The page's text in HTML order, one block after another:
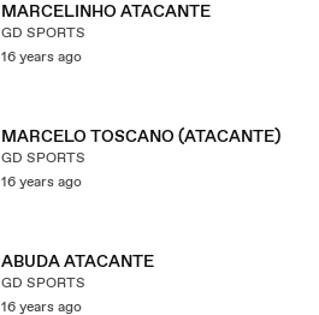
MARCELINHO ATACANTE
GD SPORTS
16 years ago
MARCELO TOSCANO (ATACANTE)
GD SPORTS
16 years ago
ABUDA ATACANTE
GD SPORTS
16 years ago